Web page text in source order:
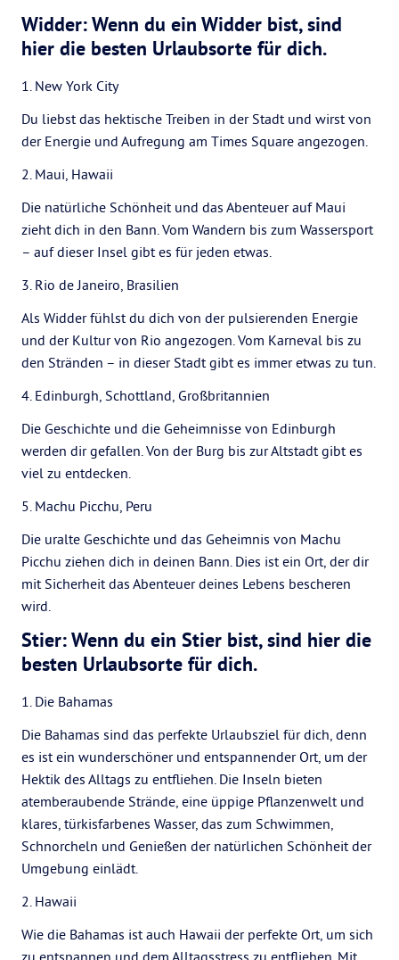
Widder: Wenn du ein Widder bist, sind
hier die besten Urlaubsorte für dich.
1. New York City
Du liebst das hektische Treiben in der Stadt und wirst von
der Energie und Aufregung am Times Square angezogen.
2. Maui, Hawaii
Die natürliche Schönheit und das Abenteuer auf Maui
zieht dich in den Bann. Vom Wandern bis zum Wassersport
– auf dieser Insel gibt es für jeden etwas.
3. Rio de Janeiro, Brasilien
Als Widder fühlst du dich von der pulsierenden Energie
und der Kultur von Rio angezogen. Vom Karneval bis zu
den Stränden – in dieser Stadt gibt es immer etwas zu tun.
4. Edinburgh, Schottland, Großbritannien
Die Geschichte und die Geheimnisse von Edinburgh
werden dir gefallen. Von der Burg bis zur Altstadt gibt es
viel zu entdecken.
5. Machu Picchu, Peru
Die uralte Geschichte und das Geheimnis von Machu
Picchu ziehen dich in deinen Bann. Dies ist ein Ort, der dir
mit Sicherheit das Abenteuer deines Lebens bescheren
wird.
Stier: Wenn du ein Stier bist, sind hier die
besten Urlaubsorte für dich.
1. Die Bahamas
Die Bahamas sind das perfekte Urlaubsziel für dich, denn
es ist ein wunderschöner und entspannender Ort, um der
Hektik des Alltags zu entfliehen. Die Inseln bieten
atemberaubende Strände, eine üppige Pflanzenwelt und
klares, türkisfarbenes Wasser, das zum Schwimmen,
Schnorcheln und Genießen der natürlichen Schönheit der
Umgebung einlädt.
2. Hawaii
Wie die Bahamas ist auch Hawaii der perfekte Ort, um sich
zu entspannen und dem Alltagsstress zu entfliehen. Mit